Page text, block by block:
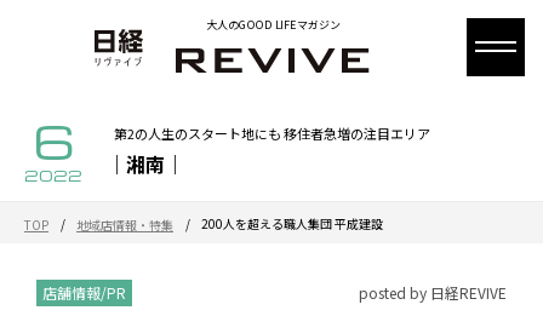
大人のGOOD LIFEマガジン
6
2022
第2の人生のスタート地にも 移住者急増の注目エリア
｜湘南｜
TOP / 地域店情報・特集 / 200人を超える職人集団 平成建設
店舗情報/PR posted by 日経REVIVE